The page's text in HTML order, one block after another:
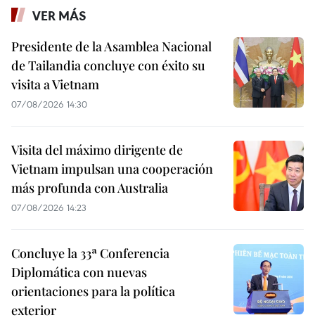
VER MÁS
Presidente de la Asamblea Nacional
de Tailandia concluye con éxito su
visita a Vietnam
07/08/2026 14:30
Visita del máximo dirigente de
Vietnam impulsan una cooperación
más profunda con Australia
07/08/2026 14:23
Concluye la 33ª Conferencia
Diplomática con nuevas
orientaciones para la política
exterior